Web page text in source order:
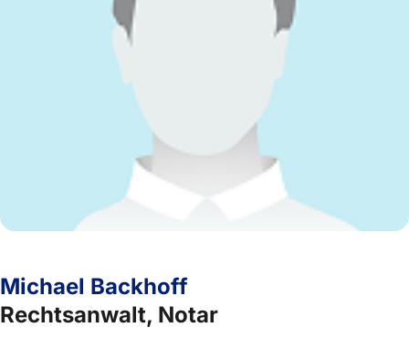
Michael Backhoff
Rechtsanwalt, Notar